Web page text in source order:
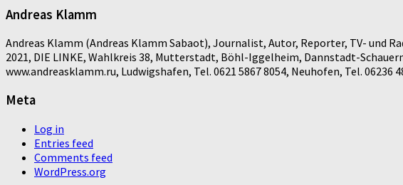
Andreas Klamm
Andreas Klamm (Andreas Klamm Sabaot), Journalist, Autor, Reporter, TV- und
2021, DIE LINKE, Wahlkreis 38, Mutterstadt, Böhl-Iggelheim, Dannstadt-
www.andreasklamm.ru, Ludwigshafen, Tel. 0621 5867 8054, Neuhofen, Tel. 06236
Meta
Log in
Entries feed
Comments feed
WordPress.org